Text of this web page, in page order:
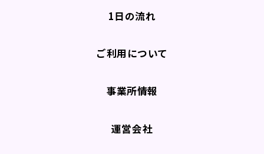
1日の流れ
ご利用について
事業所情報
運営会社